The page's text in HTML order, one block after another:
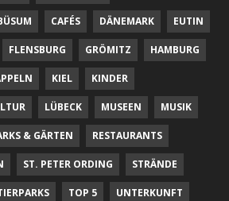
CAFÉS DÄNEMARK EUTIN
FLENSBURG GRÖMITZ HAMBURG
KIEL KINDER
LÜBECK MUSEEN MUSIK
& GÄRTEN RESTAURANTS
ST. PETER ORDING STRÄNDE
TOP 5 UNTERKUNFT